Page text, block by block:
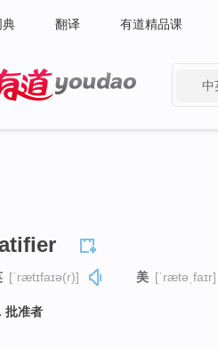
典 翻译 有道精品课
中
[ˈrætɪfaɪə(r)] 美 [ˈrætəˌfaɪr]
批准者